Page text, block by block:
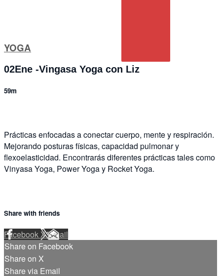
YOGA
02Ene -Vingasa Yoga con Liz
59m
Prácticas enfocadas a conectar cuerpo, mente y respiración.
Mejorando posturas físicas, capacidad pulmonar y
flexoelasticidad. Encontrarás diferentes prácticas tales como
Vinyasa Yoga, Power Yoga y Rocket Yoga.
Share with friends
FacebookXEmail
Share on Facebook
Share on X
Share via Email